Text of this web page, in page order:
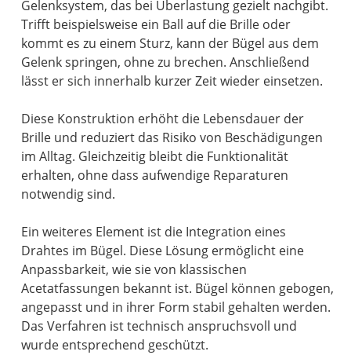
Gelenksystem, das bei Überlastung gezielt nachgibt.
Trifft beispielsweise ein Ball auf die Brille oder
kommt es zu einem Sturz, kann der Bügel aus dem
Gelenk springen, ohne zu brechen. Anschließend
lässt er sich innerhalb kurzer Zeit wieder einsetzen.
Diese Konstruktion erhöht die Lebensdauer der
Brille und reduziert das Risiko von Beschädigungen
im Alltag. Gleichzeitig bleibt die Funktionalität
erhalten, ohne dass aufwendige Reparaturen
notwendig sind.
Ein weiteres Element ist die Integration eines
Drahtes im Bügel. Diese Lösung ermöglicht eine
Anpassbarkeit, wie sie von klassischen
Acetatfassungen bekannt ist. Bügel können gebogen,
angepasst und in ihrer Form stabil gehalten werden.
Das Verfahren ist technisch anspruchsvoll und
wurde entsprechend geschützt.